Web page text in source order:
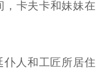
，卡夫卡和妹妹在
人和工匠所居住